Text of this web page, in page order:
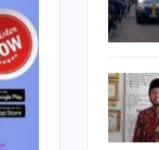
PDIP
2025,